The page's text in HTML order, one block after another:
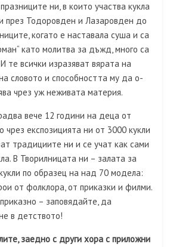
ни, в които участва кукла
през Тодоровден и Лазаровден до
когато е наставала суша и са
като молитва за дъжд, много са
те всички изразяват вярата на
словото и способността му да о-
чрез уж неживата материя.
вече 12 години на деца от
чрез експозицията ни от 3000 кукли
традициите ни и се учат как сами
В Творилницата ни – залата за
по образец на над 70 модела:
от фолклора, от приказки и филми.
– заповядайте, да
в детството!
заедно с други хора с приложни